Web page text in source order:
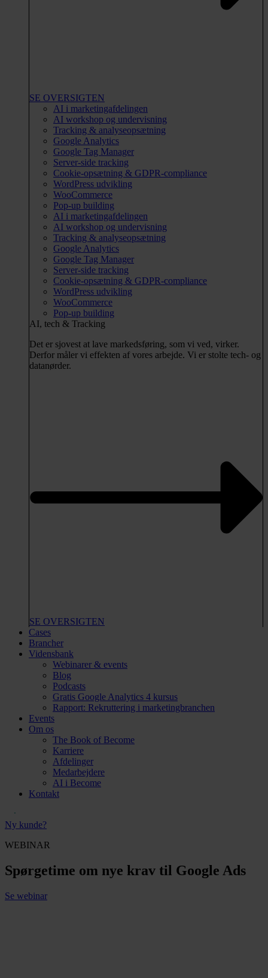
SE OVERSIGTEN
AI i marketingafdelingen
AI workshop og undervisning
Tracking & analyseopsætning
Google Analytics
Google Tag Manager
Server-side tracking
Cookie-opsætning & GDPR-compliance
WordPress udvikling
WooCommerce
Pop-up building
AI i marketingafdelingen
AI workshop og undervisning
Tracking & analyseopsætning
Google Analytics
Google Tag Manager
Server-side tracking
Cookie-opsætning & GDPR-compliance
WordPress udvikling
WooCommerce
Pop-up building
AI, tech & Tracking
Det er sjovest at lave markedsføring, som vi ved, virker.
Derfor måler vi effekten af vores arbejde. Vi er stolte tech- og
datanørder.
SE OVERSIGTEN
Cases
Brancher
Vidensbank
Webinarer & events
Blog
Podcasts
Gratis Google Analytics 4 kursus
Rapport: Rekruttering i marketingbranchen
Events
Om os
The Book of Become
Karriere
Afdelinger
Medarbejdere
AI i Become
Kontakt
Ny kunde?
WEBINAR
Spørgetime om nye krav til Google Ads
Se webinar